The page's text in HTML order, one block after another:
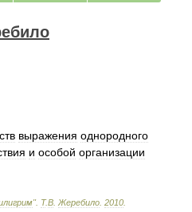
выражения однородного
и особой организации
". Т.В Жеребило 2010